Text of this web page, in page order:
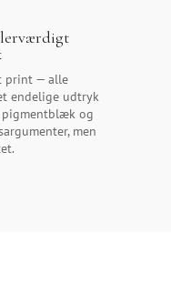
print — alle
endelige udtryk
pigmentblæk og
men